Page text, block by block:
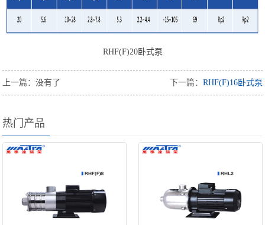
RHF(F)20卧式泵
上一篇：没有了 下一篇： RHF(F)16卧式泵
热门产品